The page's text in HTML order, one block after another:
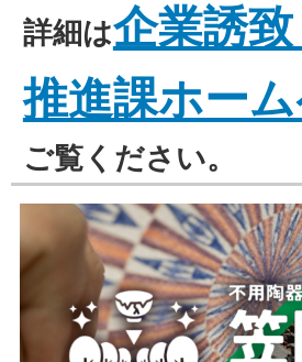
詳細は企業誘
推進課ホー
ご覧ください。